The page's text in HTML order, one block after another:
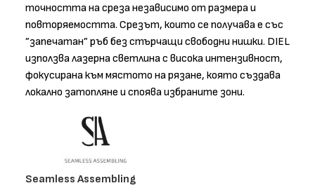
точността на среза независимо от размера и
повторяемостта. Срезът, които се получава е със
”запечатан” ръб без стърчащи свободни нишки. DIEL
използва лазерна светлина с висока интензивност,
фокусирана към мястото на рязане, която създава
локално затопляне и споява избраните зони.
Seamless Assembling